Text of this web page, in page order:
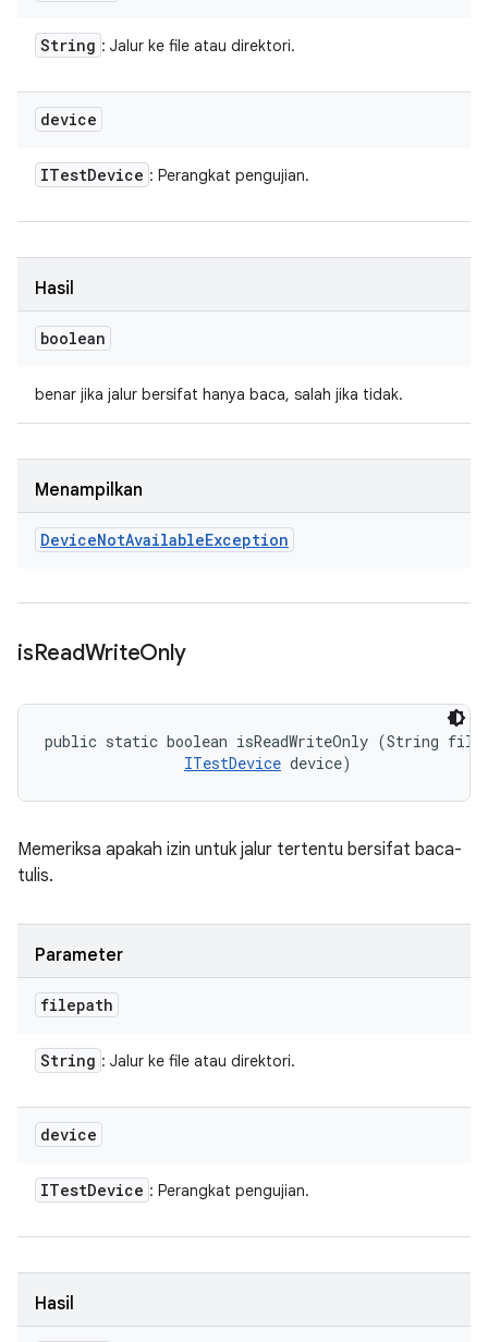
String : Jalur ke file atau direktori.
device
ITestDevice : Perangkat pengujian.
Hasil
boolean
benar jika jalur bersifat hanya baca, salah jika tidak.
Menampilkan
DeviceNotAvailableException
isReadWriteOnly
public static boolean isReadWriteOnly (String
ITestDevice device)
Memeriksa apakah izin untuk jalur tertentu bersifat baca-
tulis.
Parameter
filepath
String : Jalur ke file atau direktori.
device
ITestDevice : Perangkat pengujian.
Hasil